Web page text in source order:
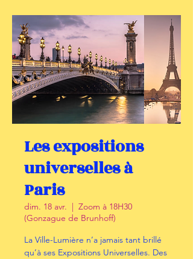
Les expositions
universelles à
Paris
dim. 18 avr.
  |
Zoom à 18H30
(Gonzague de Brunhoff)
La Ville-Lumière n’a jamais tant brillé
qu’à ses Expositions Universelles. Des